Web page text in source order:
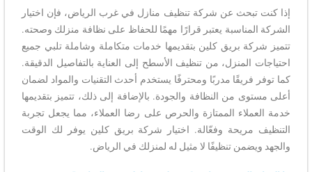
إذا كنت تبحث عن شركة تنظيف منازل في غرب الرياض، فإن اختيار
الشركة المناسبة يعتبر قرارًا مهمًا للحفاظ على نظافة منزلك وصحته.
تتميز شركة بريق كلين بتقديمها خدمات متكاملة وشاملة تلبي جميع
احتياجات المنزل، من تنظيف الأسطح إلى العناية بالتفاصيل الدقيقة.
كما توفر فريقًا مدربًا ومحترفًا يستخدم أحدث التقنيات والمواد لضمان
أعلى مستوى من النظافة والجودة. بالإضافة إلى ذلك، تتميز بتقديمها
خدمة العملاء الممتازة والحرص على رضا العملاء، مما يجعل تجربة
التنظيف مريحة وفعّالة. اختيار شركة بريق كلين يوفر لك الوقت
والجهد ويضمن تنظيفًا لا مثيل له لمنزلك في الرياض.